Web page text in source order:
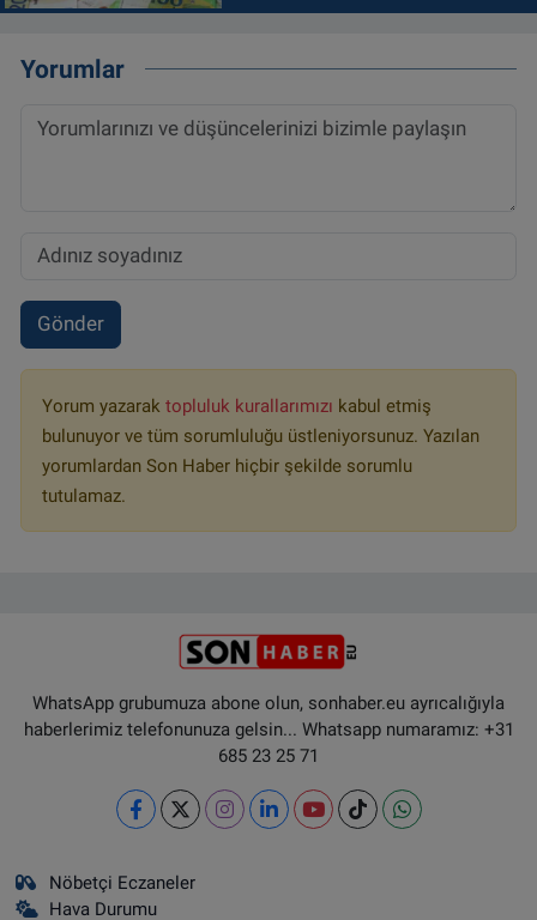
Yorumlar
Gönder
Yorum yazarak topluluk kurallarımızı kabul etmiş
bulunuyor ve tüm sorumluluğu üstleniyorsunuz. Yazılan
yorumlardan Son Haber hiçbir şekilde sorumlu
tutulamaz.
WhatsApp grubumuza abone olun, sonhaber.eu ayrıcalığıyla
haberlerimiz telefonunuza gelsin... Whatsapp numaramız: +31
685 23 25 71
Nöbetçi Eczaneler
Hava Durumu